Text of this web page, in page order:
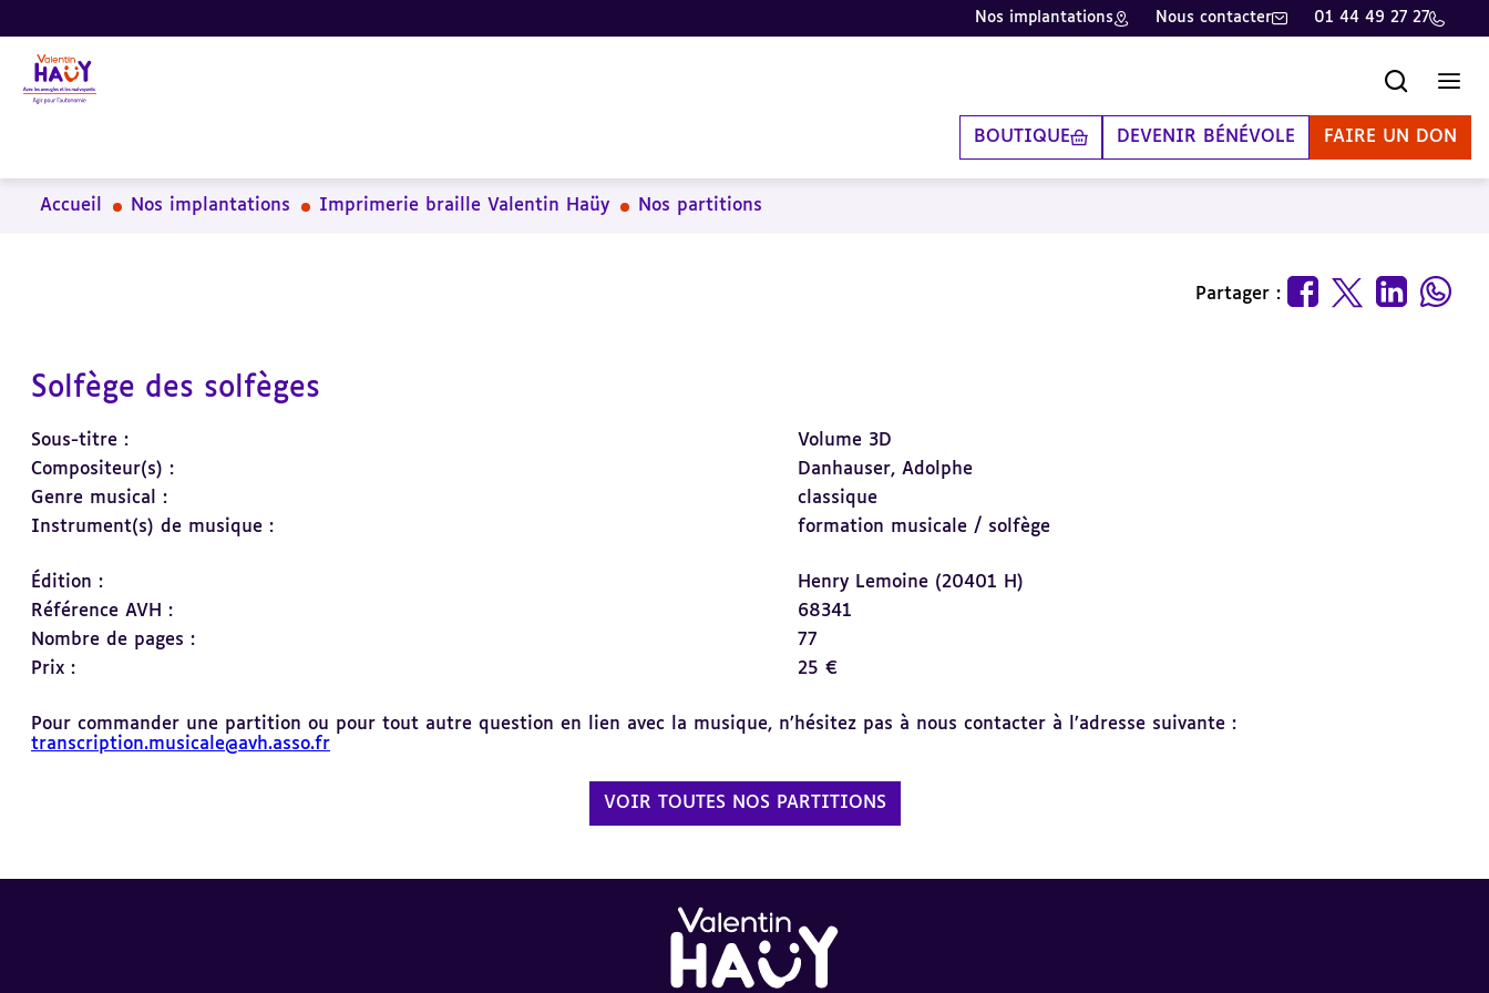
Aller
au
contenu
principal
Aller
au
pied
de
Aller
à
la
recherche
Nos implantations Nous contacter 01 44 49 27 27
BOUTIQUE DEVENIR BÉNÉVOLE FAIRE UN DON
Accueil Nos implantations Imprimerie braille Valentin Haüy Nos partitions
Partager :
Solfège des solfèges
Sous-titre :
Volume 3D
Compositeur(s) :
Danhauser, Adolphe
Genre musical :
classique
Instrument(s) de musique :
formation musicale / solfège
Édition :
Henry Lemoine (20401 H)
Référence AVH :
68341
Nombre de pages :
77
Prix :
25 €
Pour commander une partition ou pour tout autre question en lien avec la musique, n’hésitez pas à nous contacter à l’adresse suivante :
transcription.musicale@avh.asso.fr
VOIR TOUTES NOS PARTITIONS